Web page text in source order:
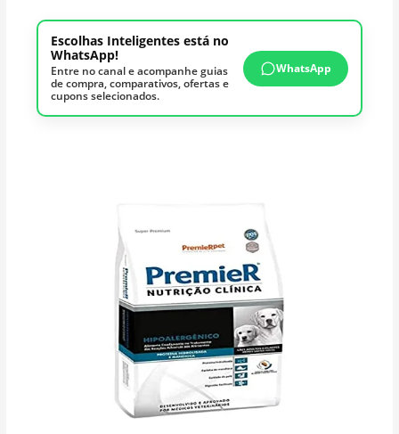
Escolhas Inteligentes está no
WhatsApp!
Entre no canal e acompanhe guias
de compra, comparativos, ofertas e
cupons selecionados.
WhatsApp